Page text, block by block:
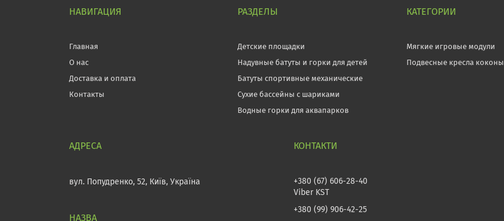
НАВИГАЦИЯ
Главная
О нас
Доставка и оплата
Контакты
РАЗДЕЛЫ
Детские площадки
Надувные батуты и горки для детей
Батуты спортивные механические
Сухие бассейны с шариками
Водные горки для аквапарков
КАТЕГОРИИ
Мягкие игровые модули
Подвесные кресла коконы
вул. Попудренко, 52, Київ, Україна
+380 (67) 606-28-40
Viber KST
+380 (99) 906-42-25